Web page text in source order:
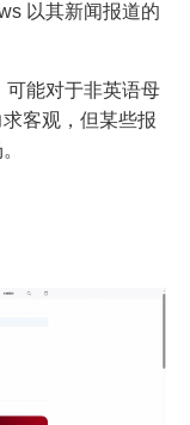
以其新闻报道的
可能对于非英语母
客观，但某些报